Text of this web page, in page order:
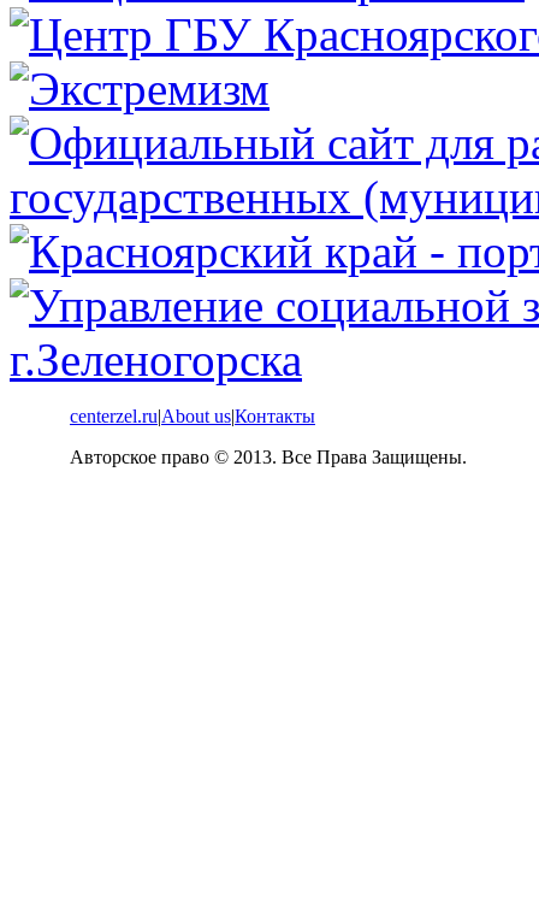
centerzel.ru|About us|Контакты
Авторское право © 2013. Все Права Защищены.